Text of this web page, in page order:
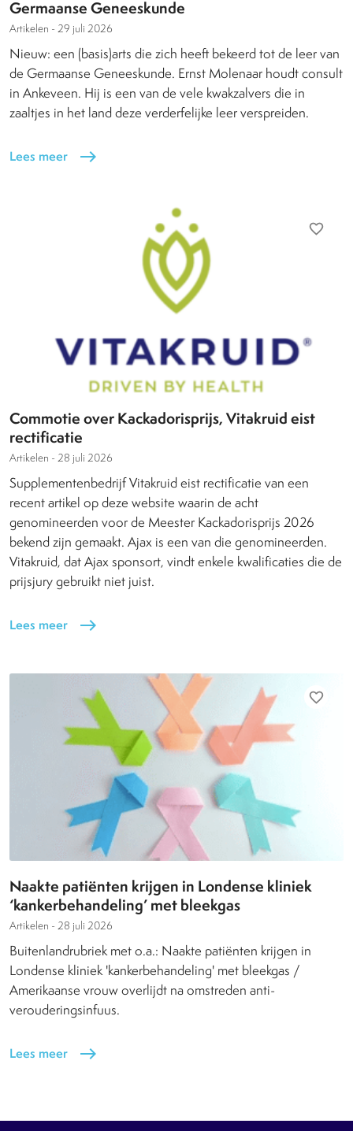
Germaanse Geneeskunde
Artikelen - 29 juli 2026
Nieuw: een (basis)arts die zich heeft bekeerd tot de leer van
de Germaanse Geneeskunde. Ernst Molenaar houdt consult
in Ankeveen. Hij is een van de vele kwakzalvers die in
zaaltjes in het land deze verderfelijke leer verspreiden.
Lees meer east
favorite_border
Commotie over Kackadorisprijs, Vitakruid eist
rectificatie
Artikelen - 28 juli 2026
Supplementenbedrijf Vitakruid eist rectificatie van een
recent artikel op deze website waarin de acht
genomineerden voor de Meester Kackadorisprijs 2026
bekend zijn gemaakt. Ajax is een van die genomineerden.
Vitakruid, dat Ajax sponsort, vindt enkele kwalificaties die de
prijsjury gebruikt niet juist.
Lees meer east
favorite_border
Naakte patiënten krijgen in Londense kliniek
‘kankerbehandeling’ met bleekgas
Artikelen - 28 juli 2026
Buitenlandrubriek met o.a.: Naakte patiënten krijgen in
Londense kliniek 'kankerbehandeling' met bleekgas /
Amerikaanse vrouw overlijdt na omstreden anti-
verouderingsinfuus.
Lees meer east